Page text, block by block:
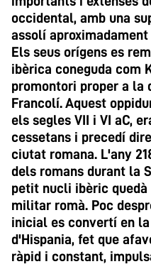
occidental, amb una
assolí
Els seus orígens es
ibèrica coneguda com
promontori proper a la
Francolí. Aquest
els segles VII i VI aC,
cessetans i precedí
ciutat romana. L'any
dels romans durant la
petit nucli ibèric
militar romà. Poc
inicial es convertí en
d'Hispania, fet que
ràpid i constant,